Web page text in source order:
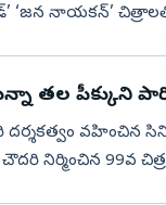
‘జన నాయకన్‌’
తల పీక్కుని
వహించిన
నిర్మించిన 99వ